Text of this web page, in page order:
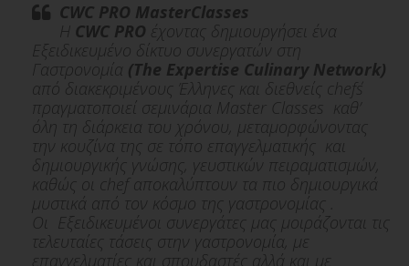
CWC PRO MasterClasses
H CWC PRO έχοντας δημιουργήσει ένα
Εξειδικευμένο δίκτυο συνεργατών στη
Γαστρονομία (The Expertise Culinary Network)
από διακεκριμένους Έλληνες και διεθνείς chef΄s
πραγματοποιεί σεμινάρια Μaster Classes καθ’
όλη τη διάρκεια του χρόνου, μεταμορφώνοντας
την κουζίνα της σε τόπο επαγγελματικής και
δημιουργικής γνώσης, γευστικών πειραματισμών,
καθώς οι chef αποκαλύπτουν τα πιο δημιουργικά
μυστικά από τον κόσμο της γαστρονομίας .
Οι Εξειδικευμένοι συνεργάτες μας μοιράζονται τις
τελευταίες τάσεις στην γαστρονομία, με
επαγγελματίες και σπουδαστές αλλά και με